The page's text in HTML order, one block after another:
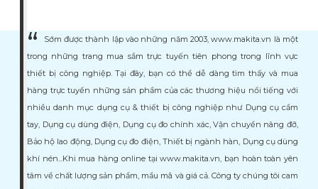
Sớm được thành lập vào những năm 2003, www.makita.vn là một
trong những trang mua sắm trực tuyến tiên phong trong lĩnh vực
thiết bị công nghiệp. Tại đây, bạn có thể dễ dàng tìm thấy và mua
hàng trực tuyến những sản phẩm của các thương hiệu nổi tiếng với
nhiều danh mục dụng cụ & thiết bị công nghiệp như Dụng cụ cầm
tay, Dụng cụ dùng điện, Dụng cụ đo chính xác, Vận chuyển nâng đỡ,
Bảo hộ lao động, Dụng cụ đo điện, Thiết bị ngành hàn, Dụng cụ dùng
khí nén...Khi mua hàng online tại www.makita.vn, bạn hoàn toàn yên
tâm về chất lượng sản phẩm, mẩu mã và giá cả. Công ty chúng tôi cam